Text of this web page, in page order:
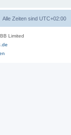
Alle Zeiten sind UTC+02:00
Limited